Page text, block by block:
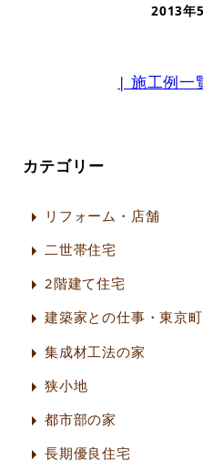
更新日
2013年
| 施工例一
カテゴリー
リフォーム・店舗
二世帯住宅
2階建て住宅
建築家との仕事・東京
集成材工法の家
狭小地
都市部の家
長期優良住宅